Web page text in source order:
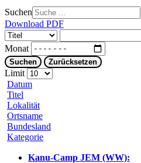
Suchen
Download PDF
Monat
Suchen Zurücksetzen
Limit
Datum
Titel
Lokalität
Ortsname
Bundesland
Kategorie
Kanu-Camp JEM (WW):